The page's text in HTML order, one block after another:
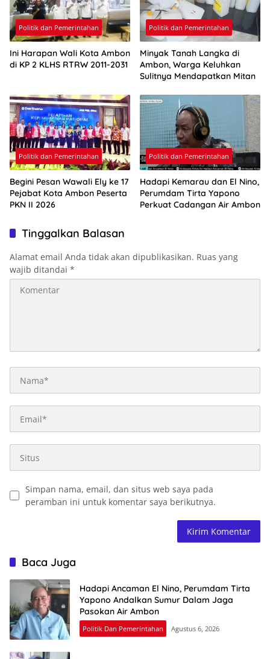
Politik dan Pemerintahan
Ini Harapan Wali Kota Ambon
di KP 2 KLHS RTRW 2011-2031
Politik dan Pemerintahan
Minyak Tanah Langka di
Ambon, Warga Keluhkan
Sulitnya Mendapatkan Mitan
Politik dan Pemerintahan
Begini Pesan Wawali Ely ke 17
Pejabat Kota Ambon Peserta
PKN II 2026
Politik dan Pemerintahan
Hadapi Kemarau dan El Nino,
Perumdam Tirta Yapono
Perkuat Cadangan Air Ambon
Tinggalkan Balasan
Alamat email Anda tidak akan dipublikasikan. Ruas yang
wajib ditandai *
Simpan nama, email, dan situs web saya pada
peramban ini untuk komentar saya berikutnya.
Baca Juga
Hadapi Ancaman El Nino, Perumdam Tirta
Yapono Andalkan Sumur Dalam Jaga
Pasokan Air Ambon
Politik Dan Pemerintahan Agustus 6, 2026